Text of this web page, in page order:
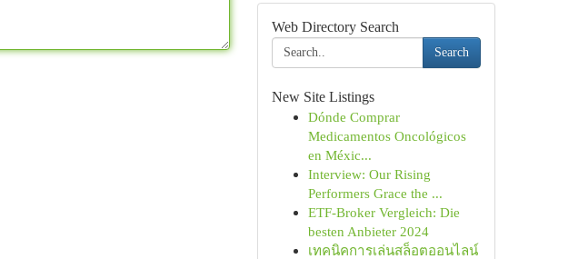
Web Directory Search
Search
New Site Listings
Dónde Comprar
Medicamentos Oncológicos
en Méxic...
Interview: Our Rising
Performers Grace the ...
ETF-Broker Vergleich: Die
besten Anbieter 2024
เทคนิคการเล่นสล็อตออนไลน์